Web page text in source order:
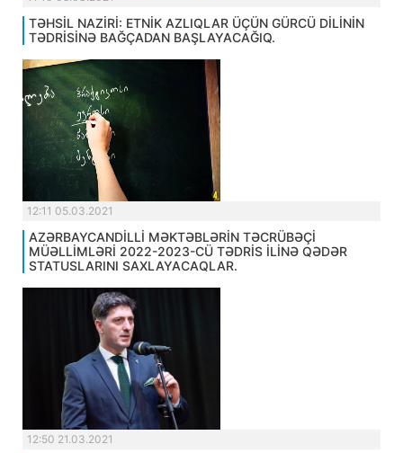
TƏHSİL NAZİRİ: ETNİK AZLIQLAR ÜÇÜN GÜRCÜ DİLİNİN
TƏDRİSİNƏ BAĞÇADAN BAŞLAYACAĞIQ.
12:11 05.03.2021
AZƏRBAYCANDİLLİ MƏKTƏBLƏRİN TƏCRÜBƏÇİ
MÜƏLLİMLƏRİ 2022-2023-CÜ TƏDRİS İLİNƏ QƏDƏR
STATUSLARINI SAXLAYACAQLAR.
12:50 21.03.2021